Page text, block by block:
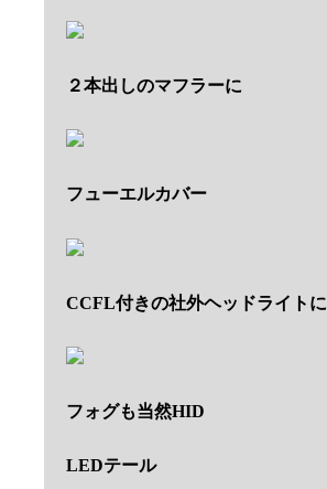
２本出しのマフラーに
フューエルカバー
CCFL付きの社外ヘッドライトに
フォグも当然HID
LEDテール